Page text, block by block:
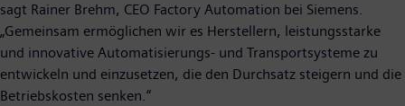
sagt Rainer Brehm, CEO Factory Automation bei Siemens.
„Gemeinsam ermöglichen wir es Herstellern, leistungsstarke
und innovative Automatisierungs- und Transportsysteme zu
entwickeln und einzusetzen, die den Durchsatz steigern und die
Betriebskosten senken.“